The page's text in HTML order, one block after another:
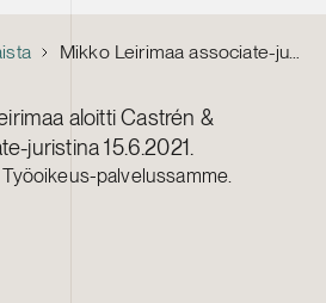
Mikko Leirimaa associate-juristiksi
aloitti Castrén &
juristina 15.6.2021.
palvelussamme.